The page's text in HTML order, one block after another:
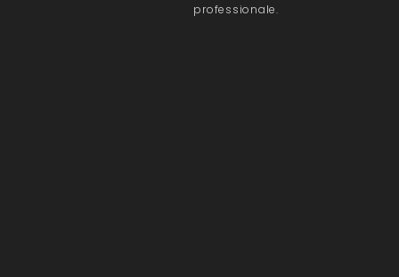
professionale.